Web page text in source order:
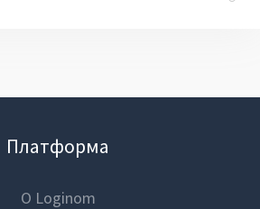
Платформа
О Loginom